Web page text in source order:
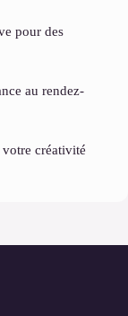
pour des
au rendez-
créativité